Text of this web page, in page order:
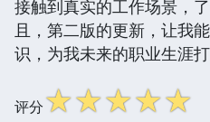
接触到真实的工作场景，
且，第二版的更新，让我
识，为我未来的职业生涯打
评分☆☆☆☆☆